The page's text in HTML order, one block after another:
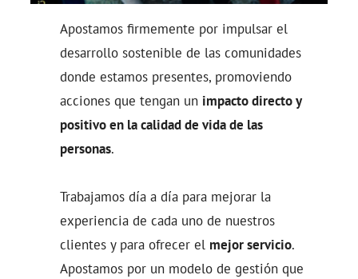
Apostamos firmemente por impulsar el
desarrollo sostenible de las comunidades
donde estamos presentes, promoviendo
acciones que tengan un impacto directo y
positivo en la calidad de vida de las
personas.
Trabajamos día a día para mejorar la
experiencia de cada uno de nuestros
clientes y para ofrecer el mejor servicio.
Apostamos por un modelo de gestión que